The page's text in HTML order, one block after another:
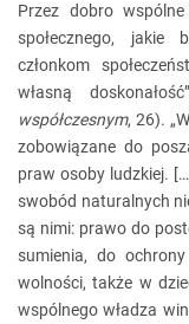
Przez dobro
społecznego, jakie
członkom
własną
współczesnym, 26).
zobowiązane do
praw osoby ludzkiej.
swobód naturalnych
są nimi: prawo do
sumienia, do
wolności, także w
wspólnego władza